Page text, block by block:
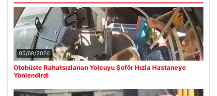
05/08/2026
Otobüste Rahatsızlanan Yolcuyu Şoför Hızla Hastaneye
Yönlendirdi